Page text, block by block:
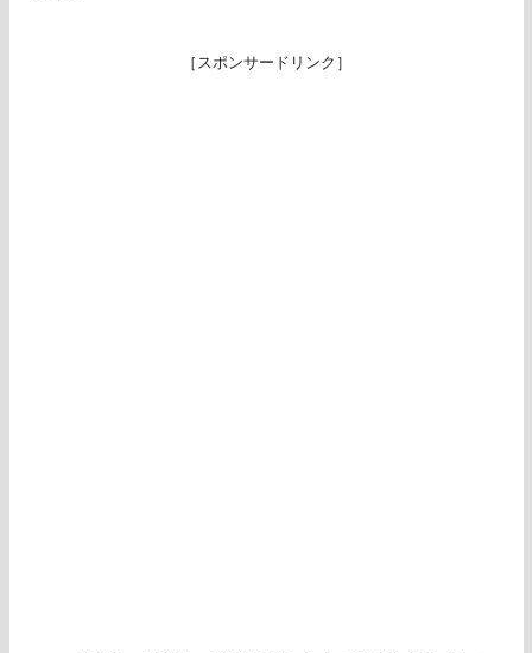
［スポンサードリンク］